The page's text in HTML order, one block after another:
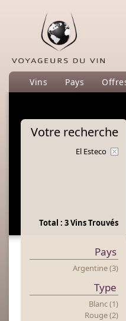
Vins Pays
Votre recherche
El Esteco
Total : 3 Vins Trouvés
Pays
Argentine (3)
Type
Blanc (1)
Rouge (2)